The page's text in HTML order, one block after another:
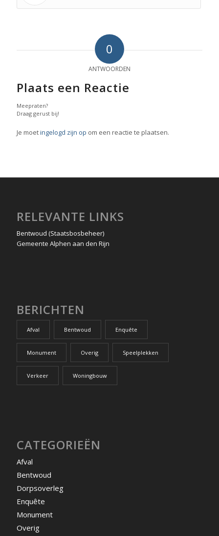
0
ANTWOORDEN
Plaats een Reactie
Meepraten?
Draag gerust bij!
Je moetingelogd zijn op om een reactie te plaatsen.
RELEVANTE LINKS
Bentwoud (Staatsbosbeheer)
Gemeente Alphen aan den Rijn
BERICHTEN
Afval Bentwoud Enquête
Monument Overig Speelplekken
Verkeer Woningbouw
CATEGORIEËN
Afval
Bentwoud
Dorpsoverleg
Enquête
Monument
Overig